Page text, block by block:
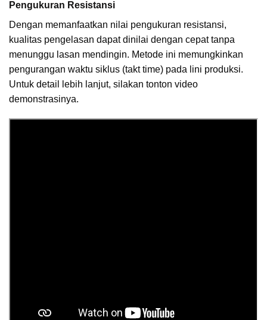
Pengukuran Resistansi
Dengan memanfaatkan nilai pengukuran resistansi,
kualitas pengelasan dapat dinilai dengan cepat tanpa
menunggu lasan mendingin. Metode ini memungkinkan
pengurangan waktu siklus (takt time) pada lini produksi.
Untuk detail lebih lanjut, silakan tonton video
demonstrasinya.